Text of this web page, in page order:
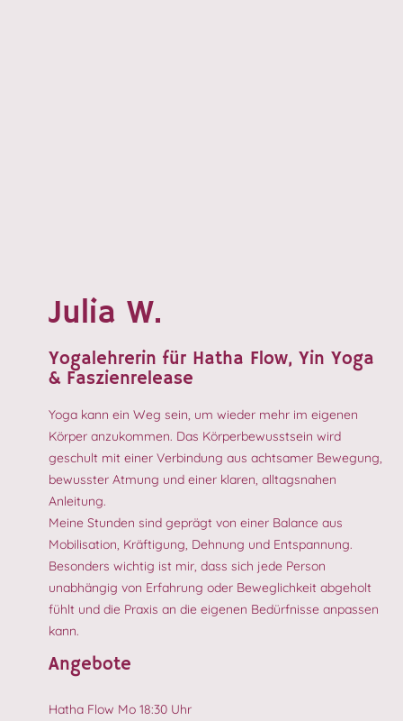
Julia W.
Yogalehrerin für Hatha Flow, Yin Yoga
& Faszienrelease
Yoga kann ein Weg sein, um wieder mehr im eigenen
Körper anzukommen. Das Körperbewusstsein wird
geschult mit einer Verbindung aus achtsamer Bewegung,
bewusster Atmung und einer klaren, alltagsnahen
Anleitung.
Meine Stunden sind geprägt von einer Balance aus
Mobilisation, Kräftigung, Dehnung und Entspannung.
Besonders wichtig ist mir, dass sich jede Person
unabhängig von Erfahrung oder Beweglichkeit abgeholt
fühlt und die Praxis an die eigenen Bedürfnisse anpassen
kann.
Angebote
Hatha Flow Mo 18:30 Uhr